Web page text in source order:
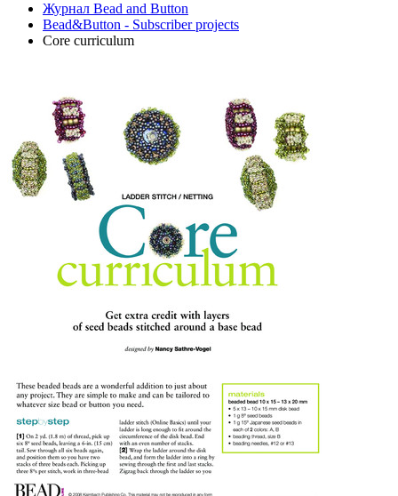
Журнал Bead and Button
Bead&Button - Subscriber projects
Core curriculum